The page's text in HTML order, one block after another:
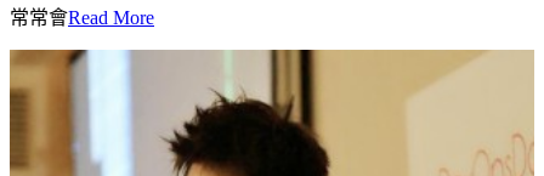
常常會Read More